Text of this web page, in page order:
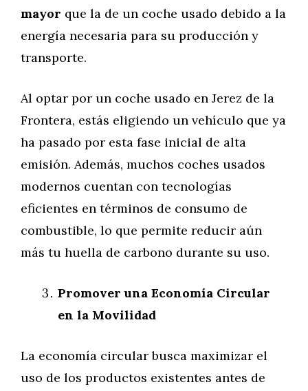
mayor que la de un coche usado debido a la
energía necesaria para su producción y
transporte.
Al optar por un coche usado en Jerez de la
Frontera, estás eligiendo un vehículo que ya
ha pasado por esta fase inicial de alta
emisión. Además, muchos coches usados
modernos cuentan con tecnologías
eficientes en términos de consumo de
combustible, lo que permite reducir aún
más tu huella de carbono durante su uso.
Promover una Economía Circular
en la Movilidad
La economía circular busca maximizar el
uso de los productos existentes antes de